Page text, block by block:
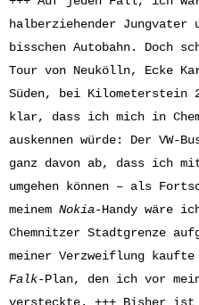
halberziehender
bisschen Autobahn. Doch
Tour von Neukölln, Ecke
Süden, bei Kilometerstein
klar, dass ich mich in
auskennen würde: Der VW-
ganz davon ab, dass ich
umgehen können – als
meinem Nokia-Handy wäre
Chemnitzer Stadtgrenze
meiner Verzweiflung
Falk-Plan, den ich vor
versteckte. +++ Bisher